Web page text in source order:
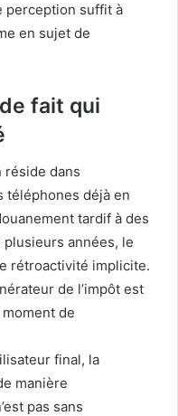
perception suffit à
en sujet de
fait qui
réside dans
téléphones déjà en
tardif à des
années, le
rétroactivité implicite.
de l’impôt est
de
final, la
manière
pas sans